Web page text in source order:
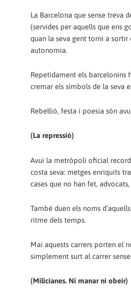
La Barcelona que sense treva
(servides per aquells que ens
quan la seva gent torni a sortir
autonomia.
Repetidament els barcelonins
cremar els símbols de la seva
Rebel·lió, festa i poesia són
(La repressió)
Avui la metròpoli oficial
costa seva: metges enriquits
cases que no han fet,
També duen els noms
ritme dels temps.
Mai aquests carrers porten el
simplement surt al carrer
(Milicianes. Ni manar ni obeir)